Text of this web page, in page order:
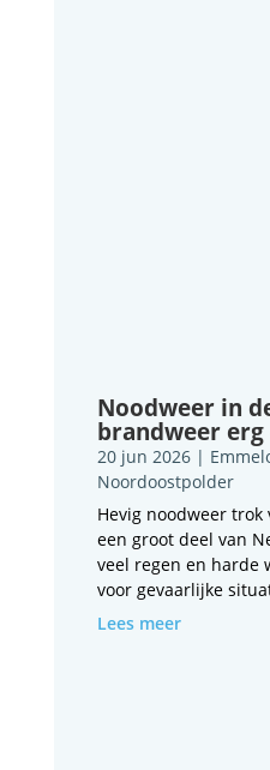
Noodweer in
brandweer
20 jun 2026|
Noordoostpolder
Hevig noodweer
een groot deel van
veel regen en harde
voor gevaarlijke
Lees meer